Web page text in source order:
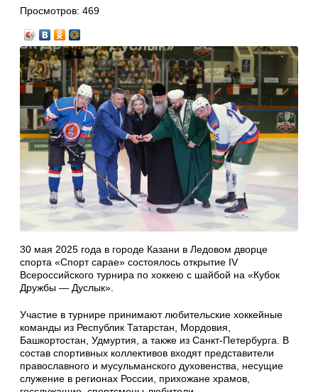
Просмотров: 469
30 мая 2025 года в городе Казани в Ледовом дворце
спорта «Спорт сарае» состоялось открытие IV
Всероссийского турнира по хоккею с шайбой на «Кубок
Дружбы — Дуслык».
Участие в турнире принимают любительские хоккейные
команды из Республик Татарстан, Мордовия,
Башкортостан, Удмуртия, а также из Санкт-Петербурга. В
состав спортивных коллективов входят представители
православного и мусульманского духовенства, несущие
служение в регионах России, прихожане храмов,